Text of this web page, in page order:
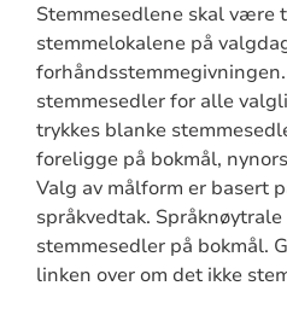
Stemmesedlene skal være
stemmelokalene på
stemmesedler for alle
trykkes blanke
foreligge på bokmål,
Valg av målform er basert
språkvedtak.
stemmesedler på bokmål.
linken over om det ikke